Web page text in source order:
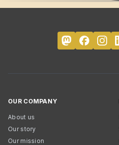
OUR COMPANY
About us
Our story
Our mission